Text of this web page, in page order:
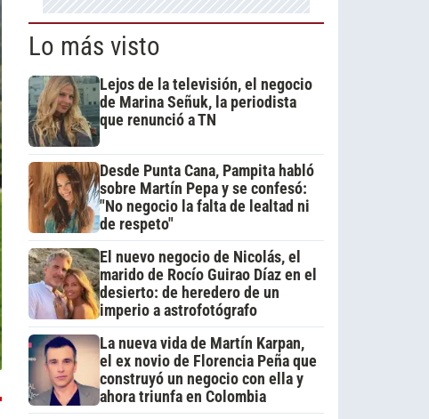
Lo más visto
Lejos de la televisión, el negocio
de Marina Señuk, la periodista
que renunció a TN
Desde Punta Cana, Pampita habló
sobre Martín Pepa y se confesó:
"No negocio la falta de lealtad ni
de respeto"
El nuevo negocio de Nicolás, el
marido de Rocío Guirao Díaz en el
desierto: de heredero de un
imperio a astrofotógrafo
La nueva vida de Martín Karpan,
el ex novio de Florencia Peña que
construyó un negocio con ella y
ahora triunfa en Colombia